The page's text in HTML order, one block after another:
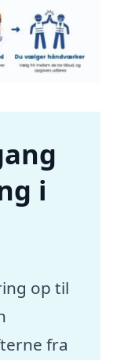
i
op til
fra